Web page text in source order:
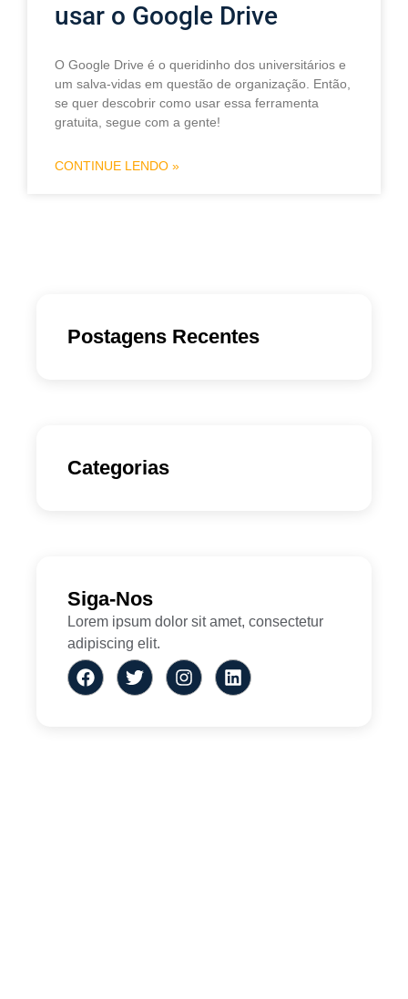
usar o Google Drive
O Google Drive é o queridinho dos universitários e
um salva-vidas em questão de organização. Então,
se quer descobrir como usar essa ferramenta
gratuita, segue com a gente!
CONTINUE LENDO »
Postagens Recentes
Categorias
Siga-Nos
Lorem ipsum dolor sit amet, consectetur
adipiscing elit.